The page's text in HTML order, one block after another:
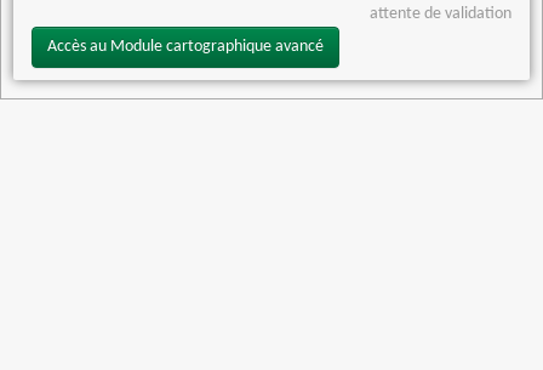
attente de validation
Accès au Module cartographique avancé